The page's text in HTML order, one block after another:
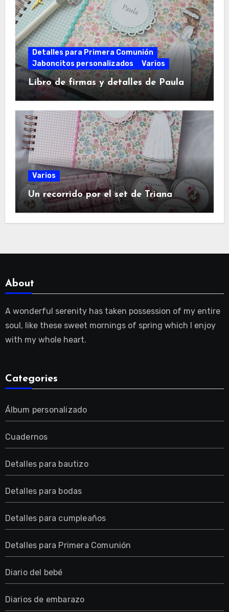
Detalles para Primera Comunión
Jaboncitos personalizados
Varios
Libro de firmas y detalles de Paula
Varios
Un recorrido por el set de Triana
About
A wonderful serenity has taken possession of my entire
soul, like these sweet mornings of spring which I enjoy
with my whole heart.
Categories
Álbum personalizado
Cuadernos
Detalles para bautizo
Detalles para bodas
Detalles para cumpleaños
Detalles para Primera Comunión
Diario del bebé
Diarios de embarazo